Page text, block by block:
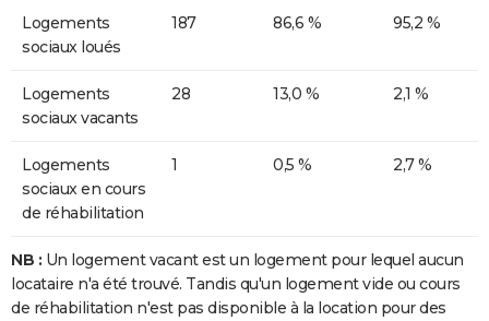
Logements
sociaux loués
187 86,6 % 95,2 %
Logements
sociaux vacants
28 13,0 % 2,1 %
Logements
sociaux en cours
de réhabilitation
1 0,5 % 2,7 %
NB : Un logement vacant est un logement pour lequel aucun
locataire n'a été trouvé. Tandis qu'un logement vide ou cours
de réhabilitation n'est pas disponible à la location pour des